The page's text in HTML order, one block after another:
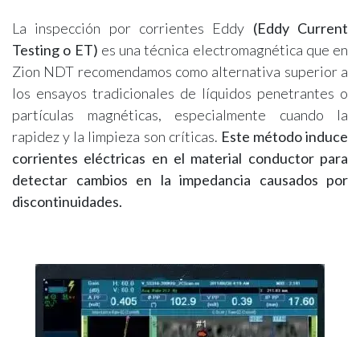
La inspección por corrientes Eddy (Eddy Current
Testing o ET) es una técnica electromagnética que en
Zion NDT recomendamos como alternativa superior a
los ensayos tradicionales de líquidos penetrantes o
partículas magnéticas, especialmente cuando la
rapidez y la limpieza son críticas. Este método induce
corrientes eléctricas en el material conductor para
detectar cambios en la impedancia causados por
discontinuidades.